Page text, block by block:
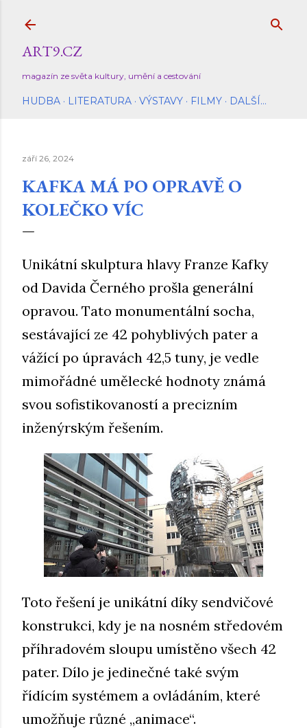
ART9.CZ
magazín ze světa kultury, umění a cestování
HUDBA LITERATURA VÝSTAVY FILMY DALŠÍ…
září 26, 2024
KAFKA MÁ PO OPRAVĚ O
KOLEČKO VÍC
Unikátní skulptura hlavy Franze Kafky
od Davida Černého prošla generální
opravou. Tato monumentální socha,
sestávající ze 42 pohyblivých pater a
vážící po úpravách 42,5 tuny, je vedle
mimořádné umělecké hodnoty známá
svou sofistikovaností a precizním
inženýrským řešením.
Toto řešení je unikátní díky sendvičové
konstrukci, kdy je na nosném středovém
příhradovém sloupu umístěno všech 42
pater. Dílo je jedinečné také svým
řídícím systémem a ovládáním, které
umožňuje různé „animace“.